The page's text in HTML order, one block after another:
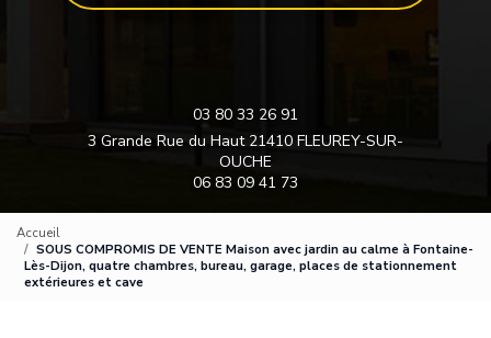
03 80 33 26 91
3 Grande Rue du Haut 21410 FLEUREY-SUR-
OUCHE
06 83 09 41 73
Accueil
SOUS COMPROMIS DE VENTE Maison avec jardin au calme à Fontaine-
Lès-Dijon, quatre chambres, bureau, garage, places de stationnement
extérieures et cave